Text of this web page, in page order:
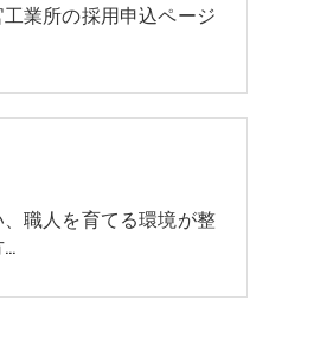
業所の採用申込ページ
職人を育てる環境が整
…